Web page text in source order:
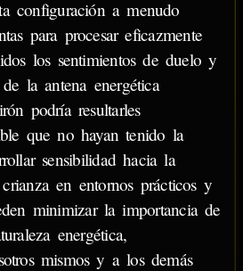
configuración a menudo
para procesar eficazmente
los sentimientos de duelo y
la antena energética
podría resultarles
que no hayan tenido la
sensibilidad hacia la
en entornos prácticos y
minimizar la importancia de
energética,
mismos y a los demás